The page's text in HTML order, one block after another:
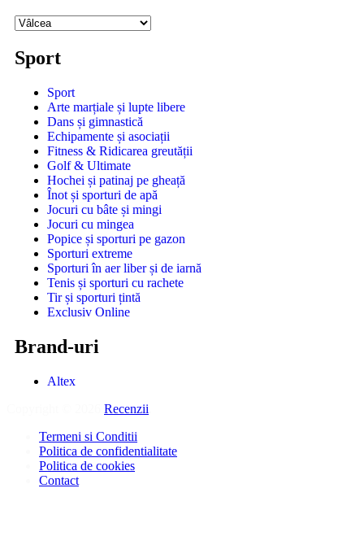
Sport
Sport
Arte marțiale și lupte libere
Dans și gimnastică
Echipamente și asociații
Fitness & Ridicarea greutății
Golf & Ultimate
Hochei și patinaj pe gheață
Înot și sporturi de apă
Jocuri cu bâte și mingi
Jocuri cu mingea
Popice și sporturi pe gazon
Sporturi extreme
Sporturi în aer liber și de iarnă
Tenis și sporturi cu rachete
Tir și sporturi țintă
Exclusiv Online
Brand-uri
Altex
Recenzii
Termeni si Conditii
Politica de confidentialitate
Politica de cookies
Contact